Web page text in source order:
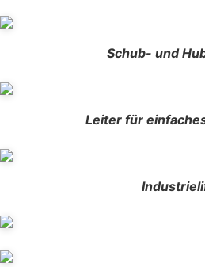
Schub- und
Leiter für